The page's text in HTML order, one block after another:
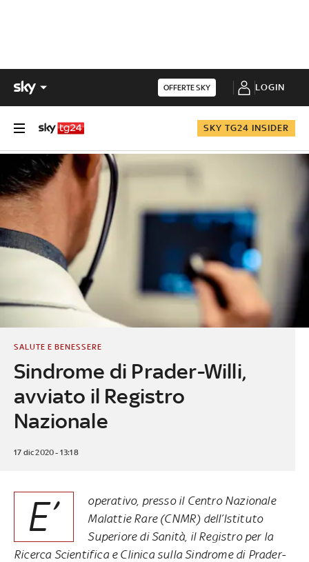
OFFERTE SKY LOGIN
SKY TG24 INSIDER
Sindrome di Prader-Willi,
avviato il Registro
Nazionale
SALUTE E BENESSERE
17 dic 2020 - 13:18
E’
operativo, presso il Centro Nazionale
Malattie Rare (CNMR) dell’Istituto
Superiore di Sanità, il Registro per la
Ricerca Scientifica e Clinica sulla Sindrome di Prader-